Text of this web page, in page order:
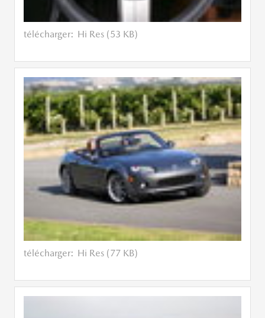
télécharger: Hi Res (53 KB)
télécharger: Hi Res (77 KB)